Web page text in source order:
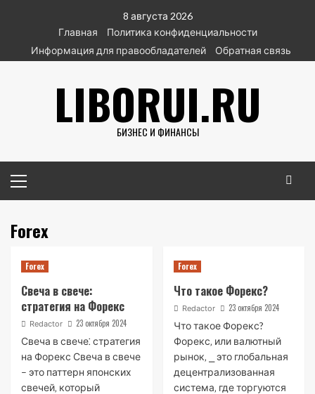
содержимому
8 августа 2026
Главная
Политика конфиденциальности
Информация для правообладателей
Обратная связь
LIBORUI.RU
БИЗНЕС И ФИНАНСЫ
меню
Forex
Forex
Свеча в свече:
стратегия на Форекс
Redactor 23 октября 2024
Свеча в свече⁚ стратегия
на Форекс Свеча в свече
– это паттерн японских
свечей‚ который
Forex
Что такое Форекс?
Redactor 23 октября 2024
Что такое Форекс?
Форекс‚ или валютный
рынок‚ ⎯ это глобальная
децентрализованная
система‚ где торгуются